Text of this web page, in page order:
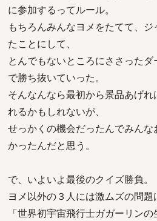
に参加するってルール。
もちろんみんなヨメをたてて、
たことにして、
とんでもないところにささった
で勝ち抜いていった。
そんなんなら最初から景品あげ
れるかもしれないが、
せっかくの機会だったんでみん
かったんだと思う。
で、いよいよ最後のクイズ勝負。
ヨメ以外の３人には激ムズの問題
「世界初宇宙飛行士ガガーリン